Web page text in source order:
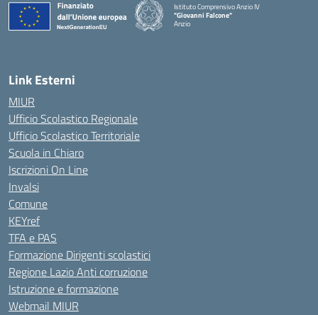
Istituto Comprensivo Anzio IV
"Giovanni Falcone"
Anzio
Link Esterni
MIUR
Ufficio Scolastico Regionale
Ufficio Scolastico Territoriale
Scuola in Chiaro
Iscrizioni On Line
Invalsi
Comune
KEYref
TFA e PAS
Formazione Dirigenti scolastici
Regione Lazio Anti corruzione
Istruzione e formazione
Webmail MIUR